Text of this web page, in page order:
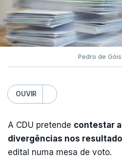
Pedro de
OUVIR
A CDU pretende contestar
divergências nos
edital numa mesa de voto.